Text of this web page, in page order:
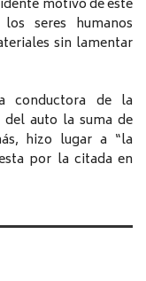
motivo de este
seres humanos
sin lamentar
conductora de la
auto la suma de
hizo lugar a “la
por la citada en